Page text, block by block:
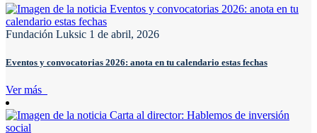
Fundación Luksic 1 de abril, 2026
Eventos y convocatorias 2026: anota en tu calendario estas fechas
Ver más